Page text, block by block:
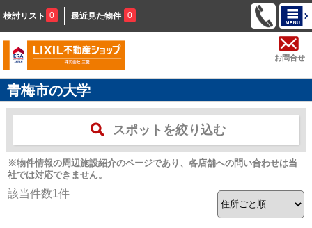
検討リスト 0 最近見た物件 0
お問合せ
青梅市の大学
スポットを絞り込む
※物件情報の周辺施設紹介のページであり、各店舗への問い合わせは当
社では対応できません。
該当件数1件